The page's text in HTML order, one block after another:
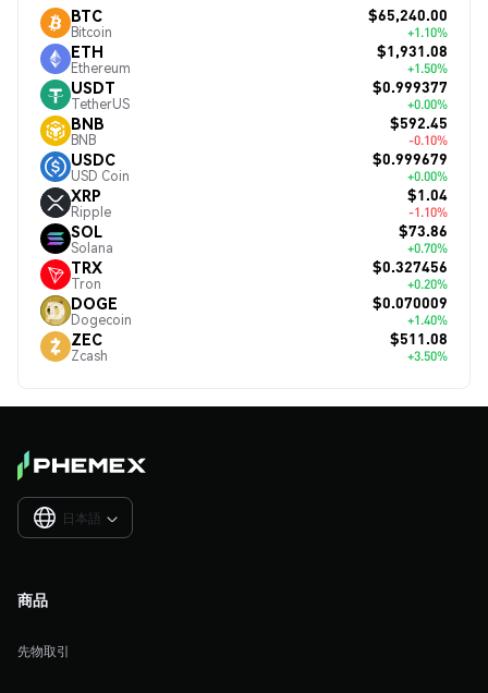
BTC
Bitcoin
$65,240.00
+1.10%
ETH
Ethereum
$1,931.08
+1.50%
USDT
TetherUS
$0.999377
+0.00%
BNB
BNB
$592.45
-0.10%
USDC
USD Coin
$0.999679
+0.00%
XRP
Ripple
$1.04
-1.10%
SOL
Solana
$73.86
+0.70%
TRX
Tron
$0.327456
+0.20%
DOGE
Dogecoin
$0.070009
+1.40%
ZEC
Zcash
$511.08
+3.50%
日本語 
商品
先物取引